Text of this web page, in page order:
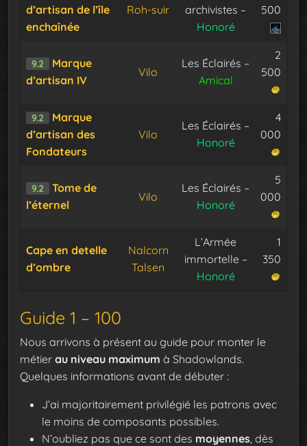
d’artisan de l’île
enchaînée
Roh-suir
archivistes –
Honoré
500
9.2
Marque
d’artisan IV
Vilo
Les Éclairés –
Amical
2
500
9.2
Marque
d’artisan des
Fondateurs
Vilo
Les Éclairés –
Honoré
4
000
9.2
Tome de
l’éternel
Vilo
Les Éclairés –
Honoré
5
000
Cape en detelle
d’ombre
Nalcorn
Talsen
L’Armée
immortelle –
Honoré
1
350
Guide 1 – 100
Nous arrivons à présent au guide pour monter le
métier au niveau maximum à Shadowlands.
Quelques informations avant de débuter :
J’ai majoritairement privilégié les patrons avec
le moins de composants possibles.
N’oubliez pas que ce sont des moyennes , dès